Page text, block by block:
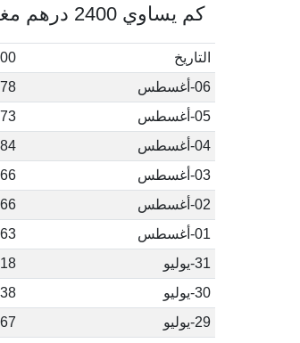
كم يساوي 2400 درهم مغربي مقابل الدينار الكويتي في أغسطس, 2026
التاريخ
2400 درهم
06-أغسطس
79.78
05-أغسطس
79.73
04-أغسطس
79.84
03-أغسطس
79.66
02-أغسطس
79.66
01-أغسطس
79.63
31-يوليو
79.18
30-يوليو
79.38
29-يوليو
79.67